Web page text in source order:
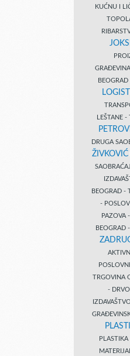
KUĆNU I
LEŠTANE
DRUGA
ŽIVKOVIĆ
BEOGRAD -
-
PAZOVA
BEOGRAD
TRGOVINA
-
PLASTIKA